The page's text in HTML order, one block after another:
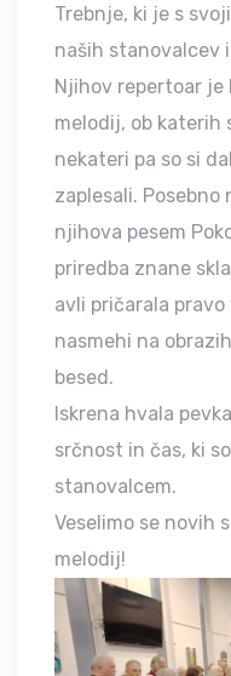
Trebnje, ki je s
naših stanovalcev
Njihov repertoar je
melodij, ob katerih
nekateri pa so si
zaplesali. Posebno
njihova pesem
priredba znane
avli pričarala
nasmehi na
besed.
Iskrena hvala
srčnost in čas, ki
stanovalcem.
Veselimo se novih
melodij!